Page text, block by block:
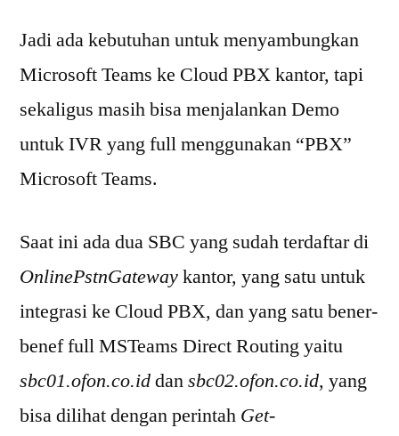
Jadi ada kebutuhan untuk menyambungkan
Microsoft Teams ke Cloud PBX kantor, tapi
sekaligus masih bisa menjalankan Demo
untuk IVR yang full menggunakan “PBX”
Microsoft Teams.
Saat ini ada dua SBC yang sudah terdaftar di
OnlinePstnGatewaykantor, yang satu untuk
integrasi ke Cloud PBX, dan yang satu bener-
benef full MSTeams Direct Routing yaitu
sbc01.ofon.co.iddansbc02.ofon.co.id, yang
bisa dilihat dengan perintah Get-